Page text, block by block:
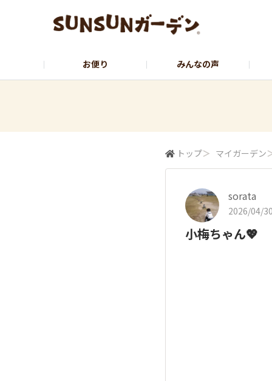
お便り みんなの声
トップ＞ マイガーデン
sorata
2026/04/
小梅ちゃん💖